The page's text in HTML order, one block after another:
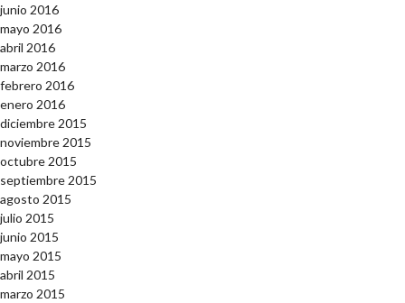
junio 2016
mayo 2016
abril 2016
marzo 2016
febrero 2016
enero 2016
diciembre 2015
noviembre 2015
octubre 2015
septiembre 2015
agosto 2015
julio 2015
junio 2015
mayo 2015
abril 2015
marzo 2015